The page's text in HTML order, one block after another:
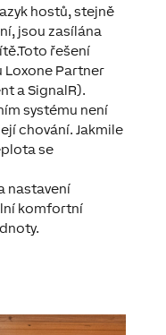
hostů, stejně
jsou zasílána
řešení
Loxone Partner
a SignalR).
systému není
chování. Jakmile
se
nastavení
komfortní